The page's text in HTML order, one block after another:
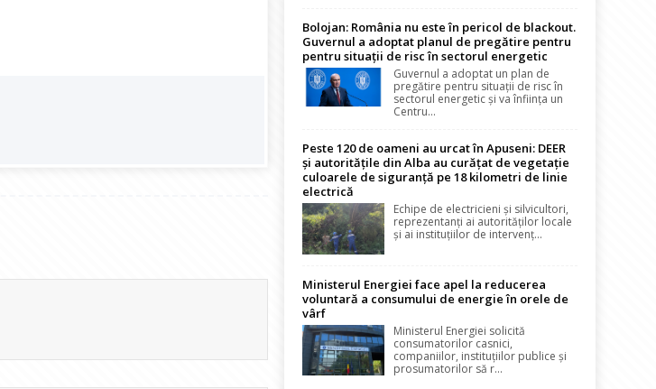
Bolojan: România nu este în pericol de blackout.
Guvernul a adoptat planul de pregătire pentru
pentru situații de risc în sectorul energetic
Guvernul a adoptat un plan de
pregătire pentru situații de risc în
sectorul energetic și va înființa un
Centru...
Peste 120 de oameni au urcat în Apuseni: DEER
și autoritățile din Alba au curățat de vegetație
culoarele de siguranță pe 18 kilometri de linie
electrică
Echipe de electricieni și silvicultori,
reprezentanți ai autorităților locale
și ai instituțiilor de intervenț...
Ministerul Energiei face apel la reducerea
voluntară a consumului de energie în orele de
vârf
Ministerul Energiei solicită
consumatorilor casnici,
companiilor, instituțiilor publice și
prosumatorilor să r...